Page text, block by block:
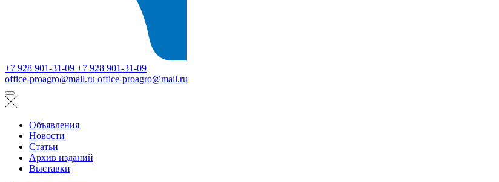
+7 928 901-31-09 +7 928 901-31-09
office-proagro@mail.ru office-proagro@mail.ru
Объявления
Новости
Статьи
Архив изданий
Выставки